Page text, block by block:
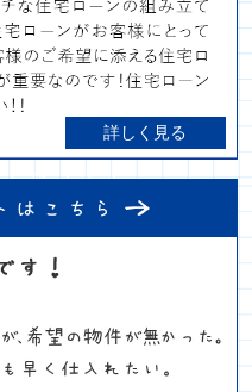
詳しく見る